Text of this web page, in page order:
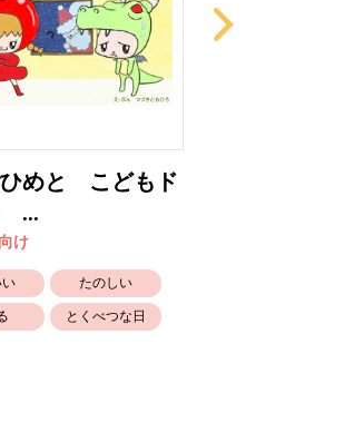
ひめと こどもド
...
け
い たのしい
とくべつな日